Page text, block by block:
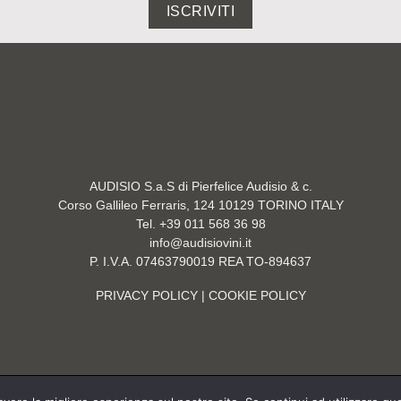
ISCRIVITI
AUDISIO S.a.S di Pierfelice Audisio & c.
Corso Gallileo Ferraris, 124 10129 TORINO ITALY
Tel. +39 011 568 36 98
info@audisiovini.it
P. I.V.A. 07463790019 REA TO-894637
PRIVACY POLICY| COOKIE POLICY